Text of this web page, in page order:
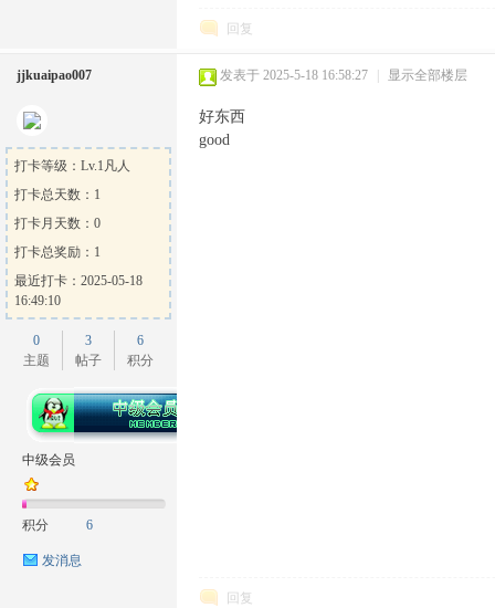
回复
jjkuaipao007
打卡等级：Lv.1凡人
打卡总天数：1
打卡月天数：0
打卡总奖励：1
最近打卡：2025-05-18
16:49:10
0
主题
3
帖子
6
积分
中级会员
积分 6
发消息
发表于 2025-5-18 16:58:27 显示全部楼层
好东西
good
回复